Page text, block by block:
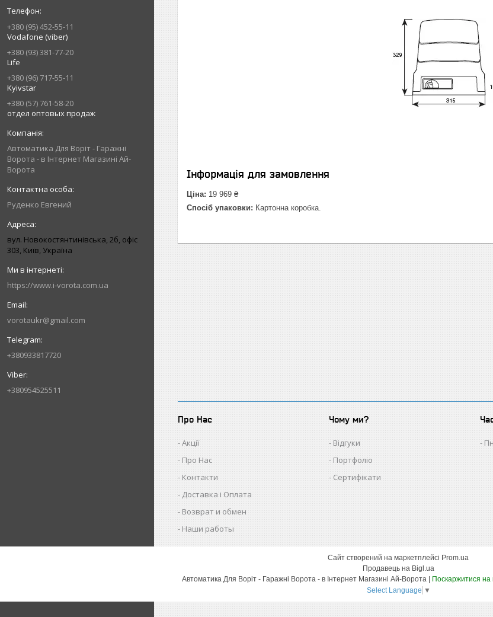
+380 (95) 452-55-11
Vodafone (viber)
+380 (93) 381-77-20
Life
+380 (96) 717-55-11
Kyivstar
+380 (57) 761-58-20
отдел оптовых продаж
Автоматика Для Воріт - Гаражні
Ворота - в Інтернет Магазині Ай-
Ворота
Руденко Евгений
вул. Новокостянтинівська, 2б, офіс
303, Київ, Україна
https://www.i-vorota.com.ua
vorotaukr@gmail.com
+380933817720
+380954525511
Інформація для замовлення
Ціна: 19 969 ₴
Спосіб упаковки: Картонна коробка.
Про Нас
Акції
Про Нас
Контакти
Доставка і Оплата
Возврат и обмен
Наши работы
Чому ми?
Відгуки
Портфоліо
Сертифікати
Сайт створений на маркетплейсі Prom.ua
Продавець на Bigl.ua
Поскаржитися на
Select Language ▼